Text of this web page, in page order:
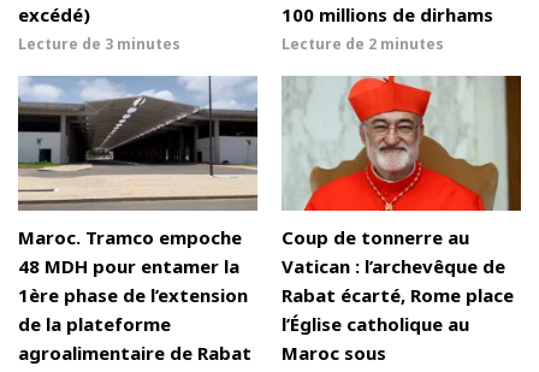
excédé)
Lecture de 3 minutes
100 millions de dirhams
Lecture de 2 minutes
Maroc. Tramco empoche
48 MDH pour entamer la
1ère phase de l’extension
de la plateforme
agroalimentaire de Rabat
Coup de tonnerre au
Vatican : l’archevêque de
Rabat écarté, Rome place
l’Église catholique au
Maroc sous